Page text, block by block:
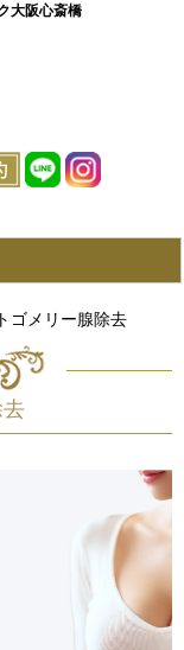
大阪心斎橋
ゴメリー腺除去